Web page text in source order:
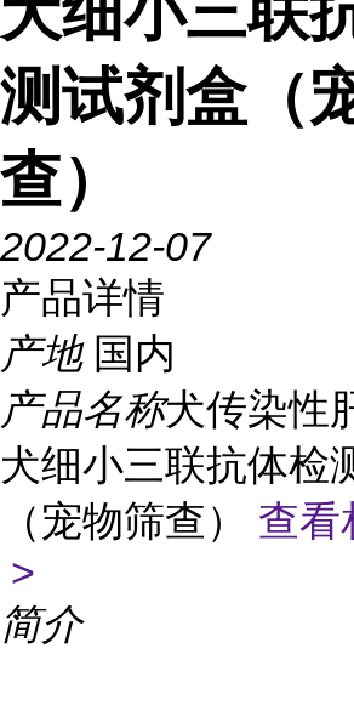
测试剂盒（
查）
2022-12-07
产品详情
产地 国内
产品名称犬传染性
犬细小三联抗体检
（宠物筛查） 查看
>
简介